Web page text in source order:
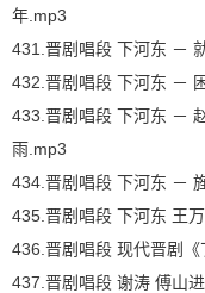
年.mp3
431.晋剧唱段 下河东 －
432.晋剧唱段 下河东 －
433.晋剧唱段 下河东 －
雨.mp3
434.晋剧唱段 下河东 －
435.晋剧唱段 下河东 王
436.晋剧唱段 现代晋剧
437.晋剧唱段 谢涛 傅山